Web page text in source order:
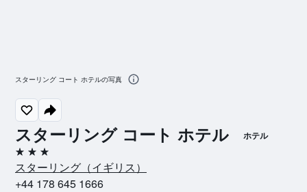
スターリング コート ホテル ホテル
3つ星
スターリング​（イギリス​）​
+44 178 645 1666
スターリング コート ホテルの写真